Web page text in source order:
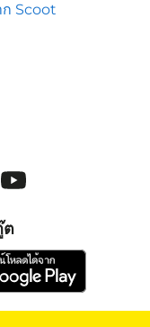
ก Scoot
ต